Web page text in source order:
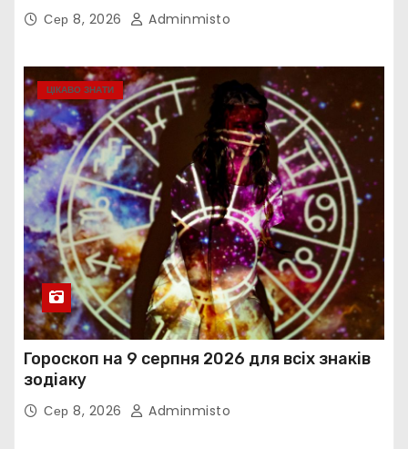
Сер 8, 2026 Adminmisto
ЦІКАВО ЗНАТИ
Гороскоп на 9 серпня 2026 для всіх знаків
зодіаку
Сер 8, 2026 Adminmisto